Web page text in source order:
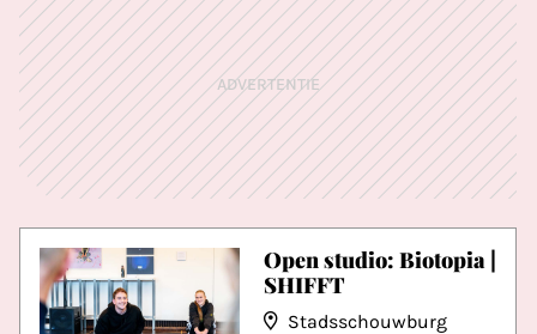
ADVERTENTIE
Open studio: Biotopia |
SHIFFT
Stadsschouwburg